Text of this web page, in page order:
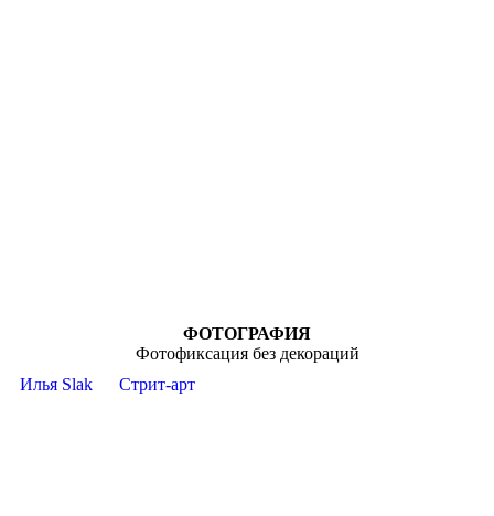
ФОТОГРАФИЯ
Фотофиксация без декораций
Илья Slak
Стрит-арт